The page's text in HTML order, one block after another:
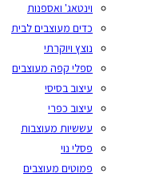
וינטאג' ואספנות
כדים מעוצבים לבית
נוצץ ויוקרתי
ספלי קפה מעוצבים
עיצוב בסיסי
עיצוב כפרי
עששיות מעוצבות
פסלי נוי
פמוטים מעוצבים